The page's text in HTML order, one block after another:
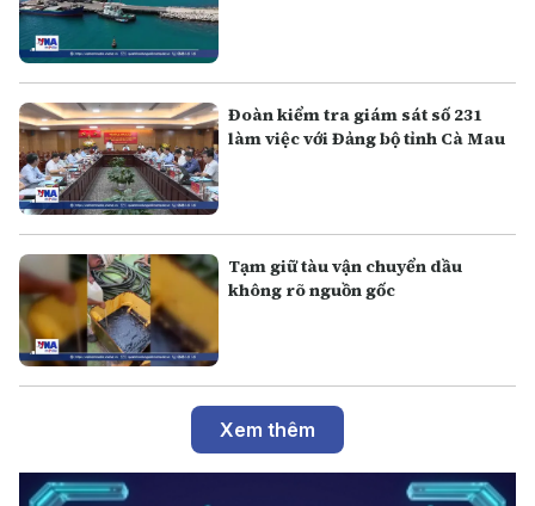
Đoàn kiểm tra giám sát số 231
làm việc với Đảng bộ tỉnh Cà Mau
Tạm giữ tàu vận chuyển dầu
không rõ nguồn gốc
Xem thêm